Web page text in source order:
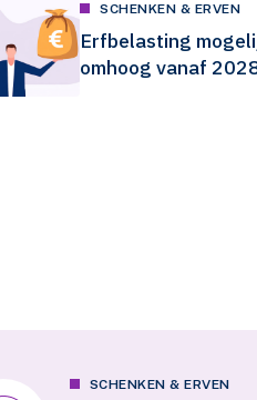
SCHENKEN & ERVEN
Erfbelasting
omhoog vanaf
SCHENKEN & ERVEN